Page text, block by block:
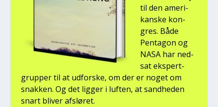
til den ame­ri­
kan­ske kon­
gres. Både
Pen­ta­gon og
NASA har ned­
sat eks­pert­
grup­per til at udfor­ske, om der er noget om
snak­ken. Og det lig­ger i luf­ten, at sand­he­den
snart bli­ver afslø­ret.